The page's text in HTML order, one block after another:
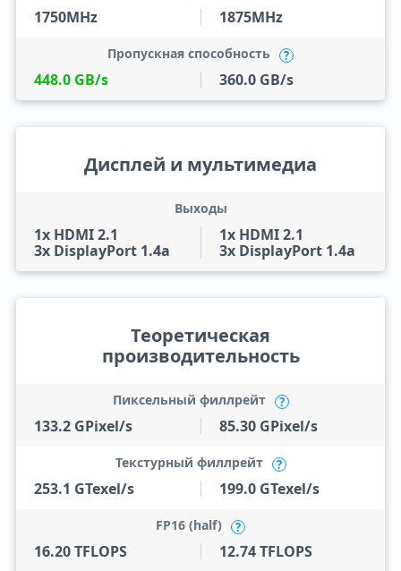
1750MHz 1875MHz
448.0 GB/s
Пропускная способность ?
360.0 GB/s
Дисплей и мультимедиа
1x HDMI 2.1
3x DisplayPort 1.4a
Выходы
1x HDMI 2.1
3x DisplayPort 1.4a
Теоретическая
производительность
133.2 GPixel/s
Пиксельный филлрейт ?
85.30 GPixel/s
253.1 GTexel/s
Текстурный филлрейт ?
199.0 GTexel/s
16.20 TFLOPS
FP16 (half) ?
12.74 TFLOPS